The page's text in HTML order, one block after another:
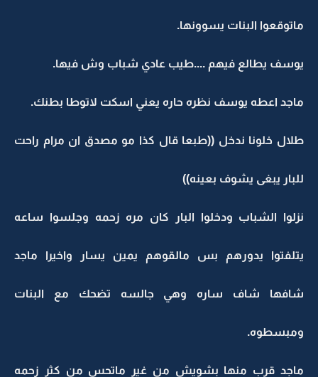
ماتوقعوا البنات يسوونها.
يوسف يطالع فيهم ....طيب عادي شباب وش فيها.
ماجد اعطه يوسف نظره حاره يعني اسكت لاتوطا بطنك.
طلال خلونا ندخل ((طبعا قال كذا مو مصدق ان مرام راحت
للبار يبغى يشوف بعينه))
نزلوا الشباب ودخلوا البار كان مره زحمه وجلسوا ساعه
يتلفتوا يدورهم بس مالقوهم يمين يسار واخيرا ماجد
شافها شاف ساره وهي جالسه تضحك مع البنات
ومبسطوه.
ماجد قرب منها بشويش من غير ماتحس من كثر زحمه